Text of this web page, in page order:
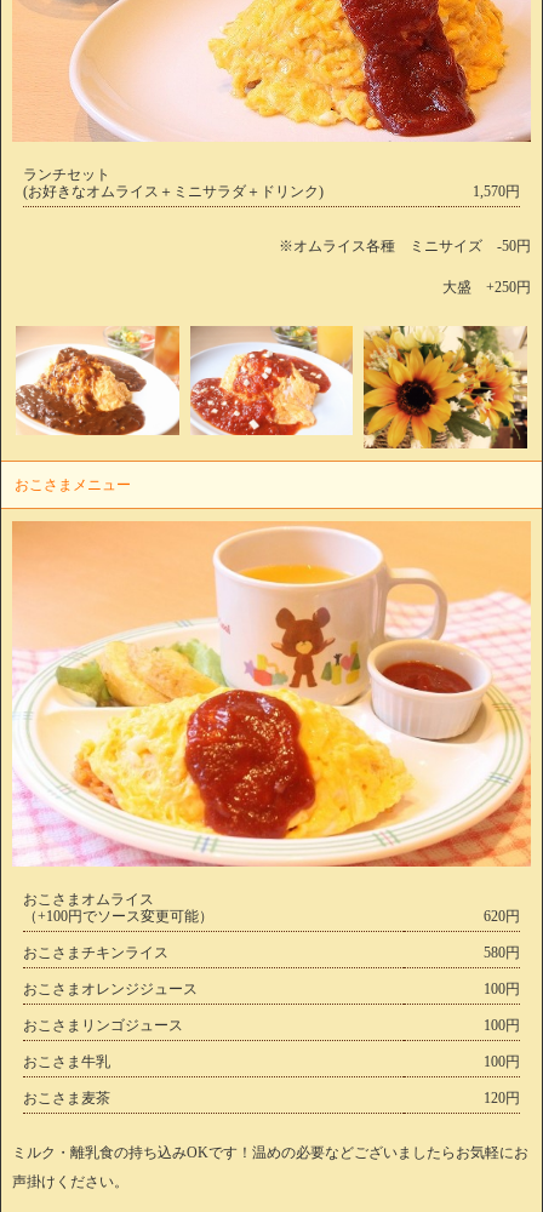
ランチセット
(お好きなオムライス＋ミニサラダ＋ドリンク)
1,570円
※オムライス各種 ミニサイズ -50円
大盛 +250円
おこさまメニュー
おこさまオムライス
（+100円でソース変更可能）
620円
おこさまチキンライス 580円
おこさまオレンジジュース 100円
おこさまリンゴジュース 100円
おこさま牛乳 100円
おこさま麦茶 120円
ミルク・離乳食の持ち込みOKです！温めの必要などございましたらお気軽にお
声掛けください。